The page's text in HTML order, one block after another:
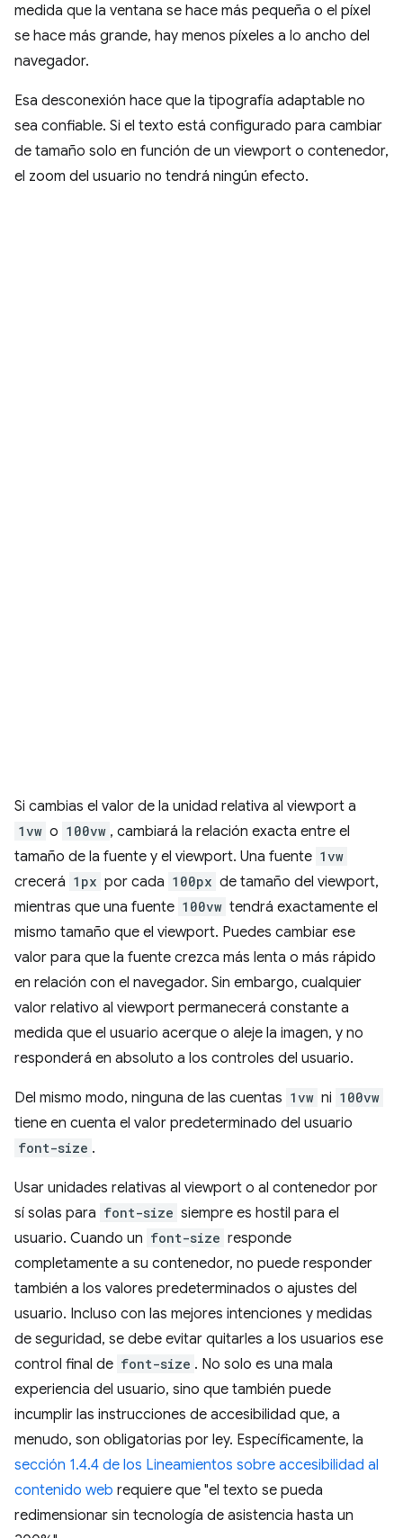
medida que la ventana se hace más pequeña o el píxel
se hace más grande, hay menos píxeles a lo ancho del
navegador.
Esa desconexión hace que la tipografía adaptable no
sea confiable. Si el texto está configurado para cambiar
de tamaño solo en función de un viewport o contenedor,
el zoom del usuario no tendrá ningún efecto.
Si cambias el valor de la unidad relativa al viewport a
1vw o 100vw , cambiará la relación exacta entre el
tamaño de la fuente y el viewport. Una fuente 1vw
crecerá 1px por cada 100px de tamaño del viewport,
mientras que una fuente 100vw tendrá exactamente el
mismo tamaño que el viewport. Puedes cambiar ese
valor para que la fuente crezca más lenta o más rápido
en relación con el navegador. Sin embargo, cualquier
valor relativo al viewport permanecerá constante a
medida que el usuario acerque o aleje la imagen, y no
responderá en absoluto a los controles del usuario.
Del mismo modo, ninguna de las cuentas 1vw ni 100vw
tiene en cuenta el valor predeterminado del usuario
font-size .
Usar unidades relativas al viewport o al contenedor por
sí solas para font-size siempre es hostil para el
usuario. Cuando un font-size responde
completamente a su contenedor, no puede responder
también a los valores predeterminados o ajustes del
usuario. Incluso con las mejores intenciones y medidas
de seguridad, se debe evitar quitarles a los usuarios ese
control final de font-size . No solo es una mala
experiencia del usuario, sino que también puede
incumplir las instrucciones de accesibilidad que, a
menudo, son obligatorias por ley. Específicamente, la
sección 1.4.4 de los Lineamientos sobre accesibilidad al
contenido web requiere que "el texto se pueda
redimensionar sin tecnología de asistencia hasta un